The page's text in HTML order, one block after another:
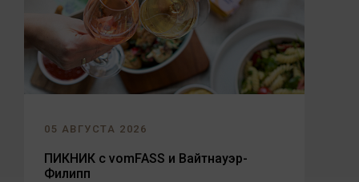
05 АВГУСТА 2026
ПИКНИК с vomFASS и Вайтнауэр-
Филипп